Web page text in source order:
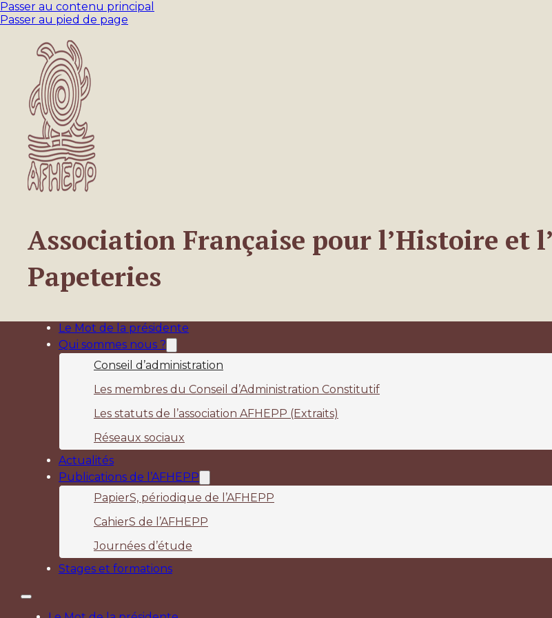
Passer au contenu principal
Passer au pied de page
Association Française pour l’Histoire et
Papeteries
Le Mot de la présidente
Qui sommes nous ?
Conseil d’administration
Les membres du Conseil d’Administration Constitutif
Les statuts de l’association AFHEPP (Extraits)
Réseaux sociaux
Actualités
Publications de l’AFHEPP
PapierS, périodique de l’AFHEPP
CahierS de l’AFHEPP
Journées d’étude
Stages et formations